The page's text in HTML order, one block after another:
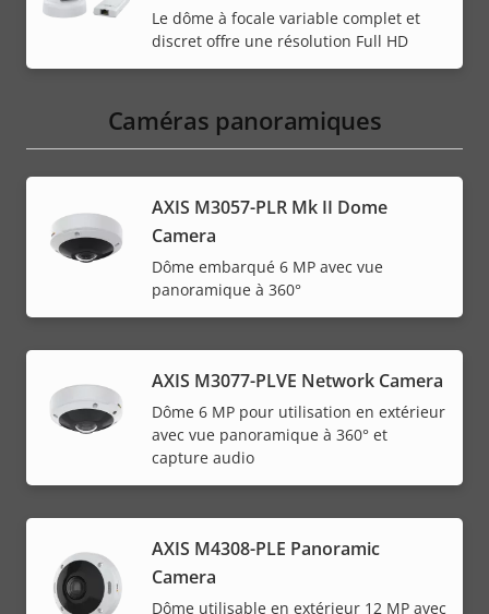
Le dôme à focale variable complet et
discret offre une résolution Full HD
Caméras panoramiques
AXIS M3057-PLR Mk II Dome
Camera
Dôme embarqué 6 MP avec vue
panoramique à 360°
AXIS M3077-PLVE Network Camera
Dôme 6 MP pour utilisation en extérieur
avec vue panoramique à 360° et
capture audio
AXIS M4308-PLE Panoramic
Camera
Dôme utilisable en extérieur 12 MP avec